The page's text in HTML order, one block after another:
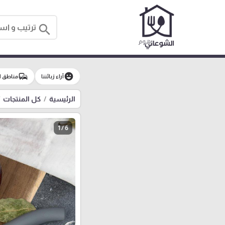
search
emoji_emotionsآراء زبائننا commuteمناطق
الرئيسية كل المنتجات
1 / 6